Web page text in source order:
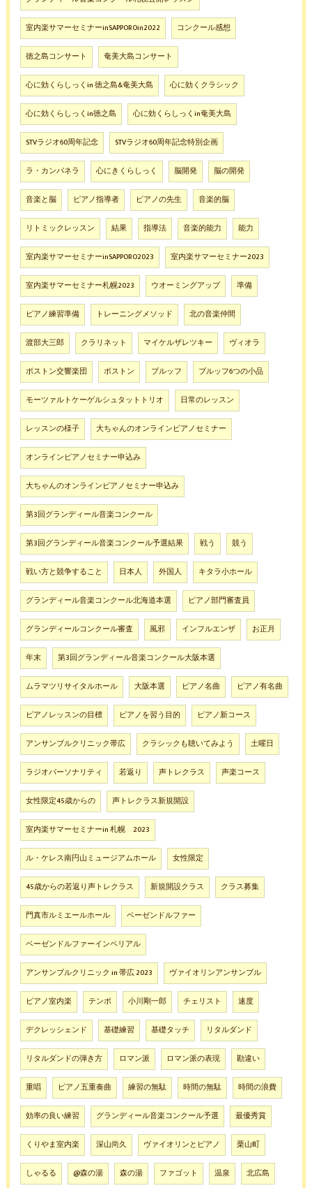
室内楽サマーセミナーinSAPPOROin2022 コンクール感想
徳之島コンサート 奄美大島コンサート
心に効くらしっくin 徳之島&奄美大島 心に効くクラシック
心に効くらしっくin徳之島 心に効くらしっくin奄美大島
STVラジオ60周年記念 STVラジオ60周年記念特別企画
ラ・カンパネラ 心にきくらしっく 脳開発 脳の開発
音楽と脳 ピアノ指導者 ピアノの先生 音楽的脳
リトミックレッスン 結果 指導法 音楽的能力 能力
室内楽サマーセミナーinSAPPORO2023 室内楽サマーセミナー2023
室内楽サマーセミナー札幌2023 ウオーミングアップ 準備
ピアノ練習準備 トレーニングメソッド 北の音楽仲間
渡部大三郎 クラリネット マイケルザレツキー ヴィオラ
ボストン交響楽団 ボストン ブルッフ ブルッフ6つの小品
モーツァルトケーゲルシュタットトリオ 日常のレッスン
レッスンの様子 大ちゃんのオンラインピアノセミナー
オンラインピアノセミナー申込み
大ちゃんのオンラインピアノセミナー申込み
第3回グランディール音楽コンクール
第3回グランディール音楽コンクール予選結果 戦う 競う
戦い方と競争すること 日本人 外国人 キタラ小ホール
グランディール音楽コンクール北海道本選 ピアノ部門審査員
グランディールコンクール審査 風邪 インフルエンザ お正月
年末 第3回グランディール音楽コンクール大阪本選
ムラマツリサイタルホール 大阪本選 ピアノ名曲 ピアノ有名曲
ピアノレッスンの目標 ピアノを習う目的 ピアノ新コース
アンサンブルクリニック帯広 クラシックも聴いてみよう 土曜日
ラジオパーソナリティ 若返り 声トレクラス 声楽コース
女性限定45歳からの 声トレクラス新規開設
室内楽サマーセミナーin 札幌 2023
ル・ケレス南円山ミュージアムホール 女性限定
45歳からの若返り声トレクラス 新規開設クラス クラス募集
門真市ルミエールホール ベーゼンドルファー
ベーゼンドルファーインペリアル
アンサンブルクリニック in 帯広 2023 ヴァイオリンアンサンブル
ピアノ室内楽 テンポ 小川剛一郎 チェリスト 速度
デクレッシェンド 基礎練習 基礎タッチ リタルダンド
リタルダンドの弾き方 ロマン派 ロマン派の表現 勘違い
重唱 ピアノ五重奏曲 練習の無駄 時間の無駄 時間の浪費
効率の良い練習 グランディール音楽コンクール予選 最優秀賞
くりやま室内楽 深山尚久 ヴァイオリンとピアノ 栗山町
しゃるる @森の湯 森の湯 ファゴット 温泉 北広島